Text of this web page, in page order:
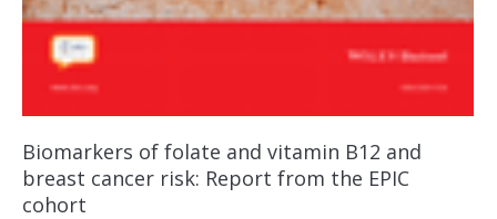
Biomarkers of folate and vitamin B12 and
breast cancer risk: Report from the EPIC
cohort